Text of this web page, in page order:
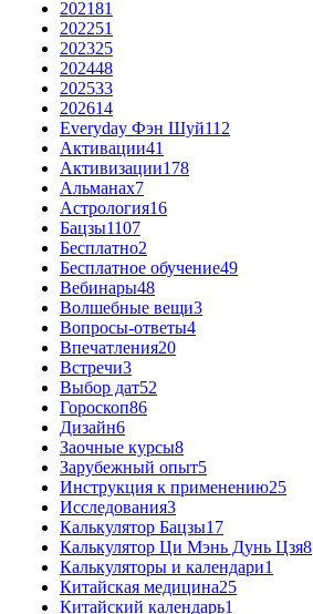
202181
202251
202325
202448
202533
202614
Everyday Фэн Шуй112
Активации41
Активизации178
Альманах7
Астрология16
Бацзы1107
Бесплатно2
Бесплатное обучение49
Вебинары48
Волшебные вещи3
Вопросы-ответы4
Впечатления20
Встречи3
Выбор дат52
Гороскоп86
Дизайн6
Заочные курсы8
Зарубежный опыт5
Инструкция к применению25
Исследования3
Калькулятор Бацзы17
Калькулятор Ци Мэнь Дунь Цзя8
Калькуляторы и календари1
Китайская медицина25
Китайский календарь1